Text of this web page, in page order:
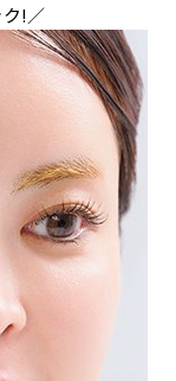
!／